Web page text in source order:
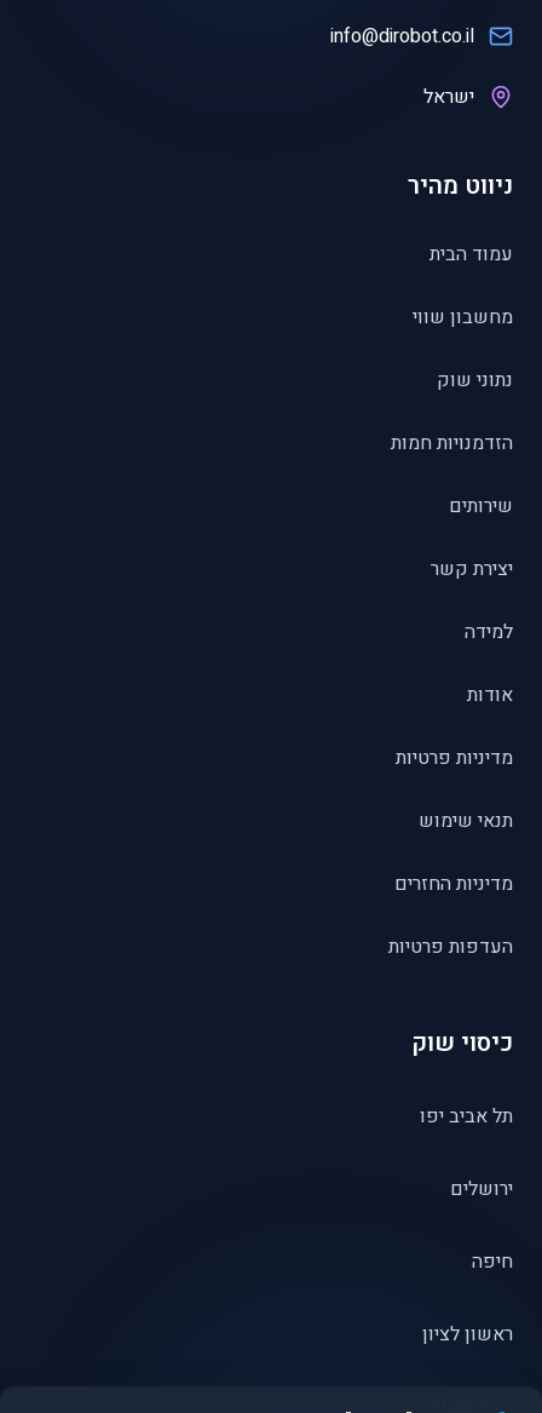
info@dirobot.co.il
ישראל
ניווט מהיר
עמוד הבית
מחשבון שווי
נתוני שוק
הזדמנויות חמות
שירותים
יצירת קשר
למידה
אודות
מדיניות פרטיות
תנאי שימוש
מדיניות החזרים
העדפות פרטיות
כיסוי שוק
תל אביב יפו
ירושלים
חיפה
ראשון לציון
פתח תקווה